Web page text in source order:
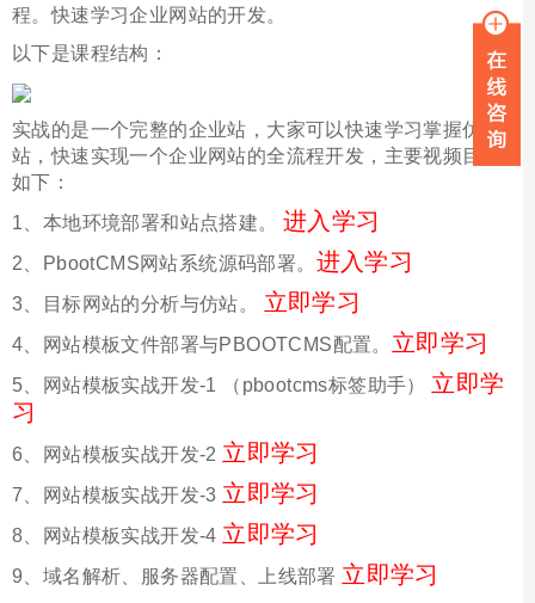
程。快速学习企业网站的开发。
以下是课程结构：
实战的是一个完整的企业站，大家可以快速学习掌握仿
站，快速实现一个企业网站的全流程开发，主要视频目录
如下：
1、本地环境部署和站点搭建。 进入学习
2、PbootCMS网站系统源码部署。 进入学习
3、目标网站的分析与仿站。 立即学习
4、网站模板文件部署与PBOOTCMS配置。 立即学习
5、网站模板实战开发-1 （pbootcms标签助手） 立即学
习
6、网站模板实战开发-2 立即学习
7、网站模板实战开发-3 立即学习
8、网站模板实战开发-4 立即学习
9、域名解析、服务器配置、上线部署 立即学习